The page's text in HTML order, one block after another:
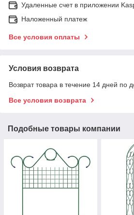
Удаленные счет в приложении
Наложенный платеж
Все условия оплаты
Условия возврата
Возврат товара в течение 14 дней по
Все условия возврата
Подобные товары компании